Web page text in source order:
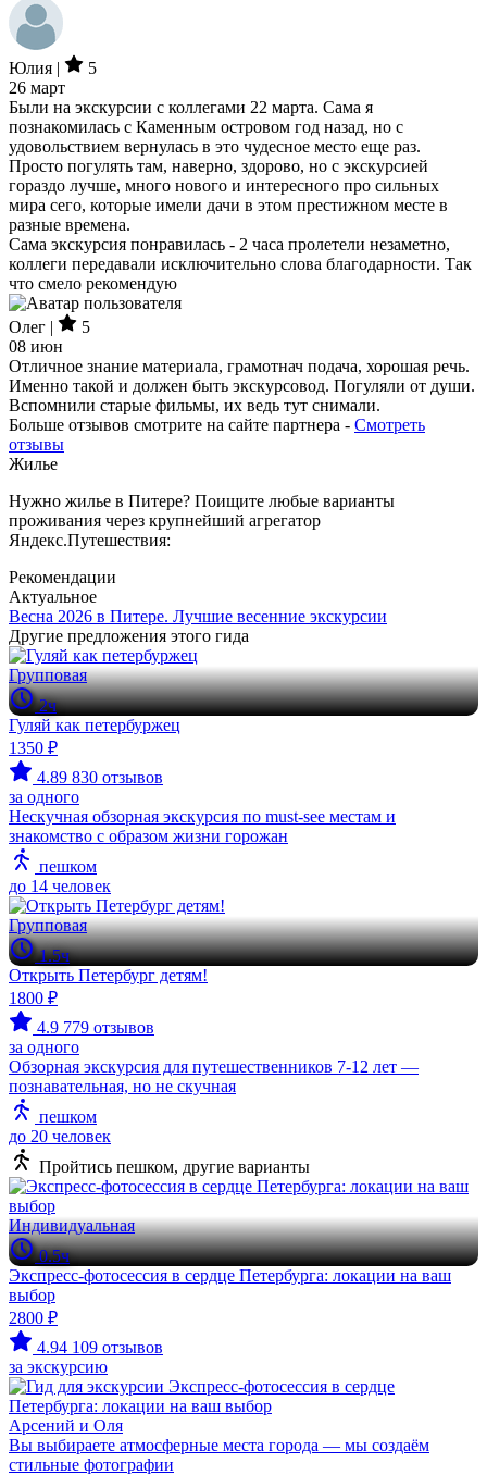
Юлия |
5
26 март
Были на экскурсии с коллегами 22 марта. Сама я
познакомилась с Каменным островом год назад, но с
удовольствием вернулась в это чудесное место еще раз.
Просто погулять там, наверно, здорово, но с экскурсией
гораздо лучше, много нового и интересного про сильных
мира сего, которые имели дачи в этом престижном месте в
разные времена.
Сама экскурсия понравилась - 2 часа пролетели незаметно,
коллеги передавали исключительно слова благодарности. Так
что смело рекомендую
Олег |
5
08 июн
Отличное знание материала, грамотнач подача, хорошая речь.
Именно такой и должен быть экскурсовод. Погуляли от души.
Вспомнили старые фильмы, их ведь тут снимали.
Больше отзывов смотрите на сайте партнера - Смотреть
отзывы
Жилье
Нужно жилье в Питере? Поищите любые варианты
проживания через крупнейший агрегатор
Яндекс.Путешествия:
Рекомендации
Актуальное
Весна 2026 в Питере. Лучшие весенние экскурсии
Другие предложения этого гида
Групповая
2ч
Гуляй как петербуржец
1350 ₽
4.89 830 отзывов
за одного
Нескучная обзорная экскурсия по must-see местам и
знакомство с образом жизни горожан
пешком
до 14 человек
Групповая
1.5ч
Открыть Петербург детям!
1800 ₽
4.9 779 отзывов
за одного
Обзорная экскурсия для путешественников 7-12 лет —
познавательная, но не скучная
пешком
до 20 человек
Пройтись пешком, другие варианты
Индивидуальная
0.5ч
Экспресс-фотосессия в сердце Петербурга: локации на ваш
выбор
2800 ₽
4.94 109 отзывов
за экскурсию
Арсений и Оля
Вы выбираете атмосферные места города — мы создаём
стильные фотографии